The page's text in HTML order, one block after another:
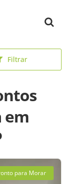
Filtrar
em
para Morar